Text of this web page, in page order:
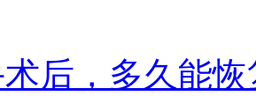
后，多久能